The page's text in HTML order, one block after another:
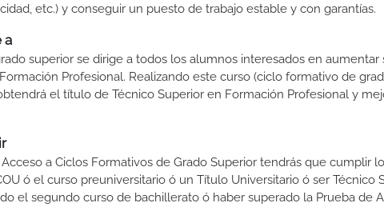
etc.) y conseguir un puesto de trabajo estable y con garantías.
a
superior se dirige a todos los alumnos interesados en
Profesional. Realizando este curso (ciclo formativo de
el título de Técnico Superior en Formación Profesional y
a Ciclos Formativos de Grado Superior tendrás que cumplir
ó el curso preuniversitario ó un Título Universitario ó ser Técnico
el segundo curso de bachillerato ó haber superado la Prueba de